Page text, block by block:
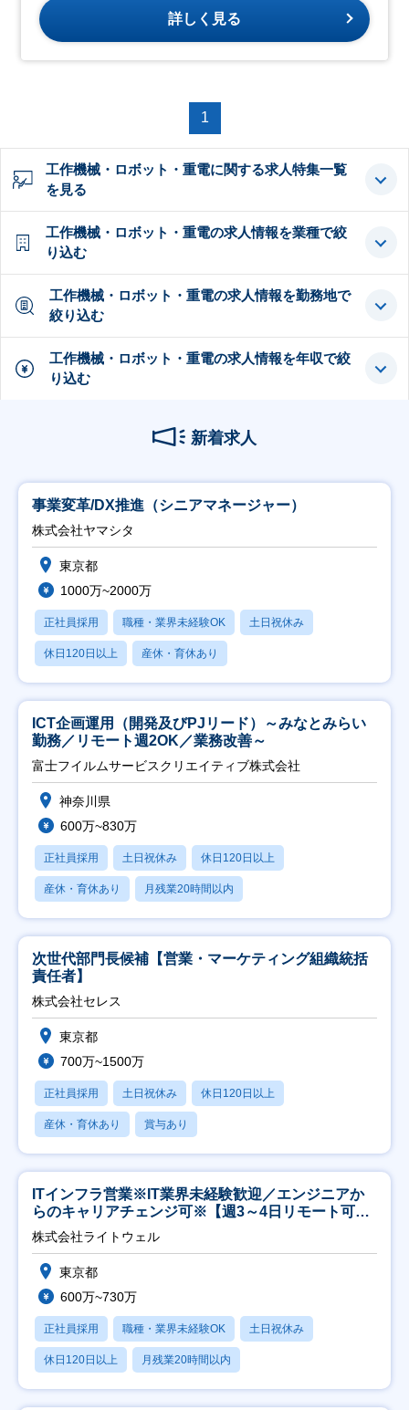
詳しく見る
1
工作機械・ロボット・重電に関する求人特集一覧
を見る
工作機械・ロボット・重電の求人情報を業種で絞
り込む
工作機械・ロボット・重電の求人情報を勤務地で
絞り込む
工作機械・ロボット・重電の求人情報を年収で絞
り込む
新着求人
事業変革/DX推進（シニアマネージャー）
株式会社ヤマシタ
東京都
1000万~2000万
正社員採用 職種・業界未経験OK 土日祝休み
休日120日以上 産休・育休あり
ICT企画運用（開発及びPJリード）～みなとみらい
勤務／リモート週2OK／業務改善～
富士フイルムサービスクリエイティブ株式会社
神奈川県
600万~830万
正社員採用 土日祝休み 休日120日以上
産休・育休あり 月残業20時間以内
次世代部門長候補【営業・マーケティング組織統括
責任者】
株式会社セレス
東京都
700万~1500万
正社員採用 土日祝休み 休日120日以上
産休・育休あり 賞与あり
ITインフラ営業※IT業界未経験歓迎／エンジニアか
らのキャリアチェンジ可※【週3～4日リモート可
能】
株式会社ライトウェル
東京都
600万~730万
正社員採用 職種・業界未経験OK 土日祝休み
休日120日以上 月残業20時間以内